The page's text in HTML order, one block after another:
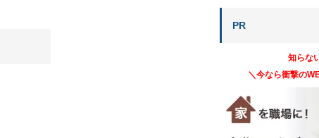
PR
知らな
＼今なら衝撃の